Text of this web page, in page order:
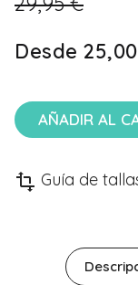
Desde
AÑADIR AL
transform Guía de